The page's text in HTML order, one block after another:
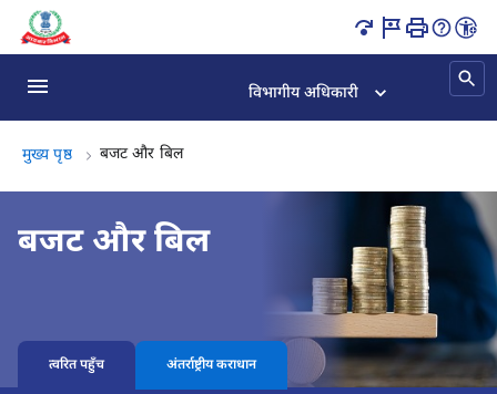
​​बजट और बिल पृष्ठ लोड हो गया
विभागीय अधिकारी
मुख्य पृष्ठ ​​बजट और बिल​​बजट और बिल, (2 का 2)
​​बजट और बिल
त्वरित पहुँच अंतर्राष्ट्रीय कराधान